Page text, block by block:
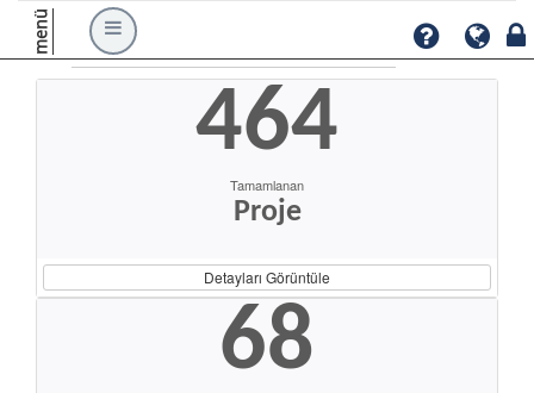
menü
464
Tamamlanan
Proje
Detayları Görüntüle
68